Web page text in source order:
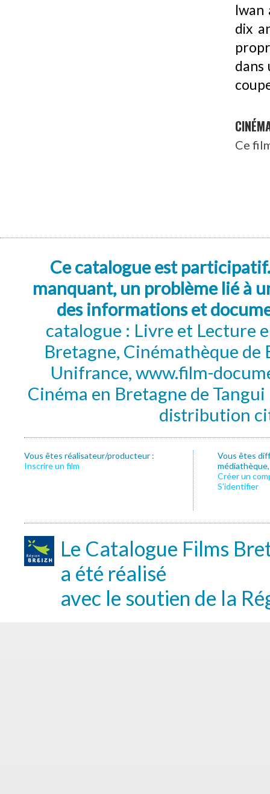
Iwan
dix
dans
Ce
Ce catalogue est
manquant, un problème lié à
des informations et
catalogue : Livre et Lecture
Bretagne, Cinémathèque de
Unifrance, www.film-
Cinéma en Bretagne de
distribution
Vous êtes réalisateur/producteur :
Inscrire un film
Vous êtes
Créer un
S’identifier
Le Catalogue Films
a été réalisé
avec le soutien de la